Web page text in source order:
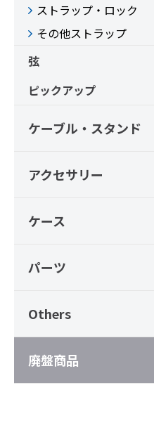
ストラップ・ロック
その他ストラップ
弦
ピックアップ
ケーブル・スタンド
アクセサリー
ケース
パーツ
Others
廃盤商品